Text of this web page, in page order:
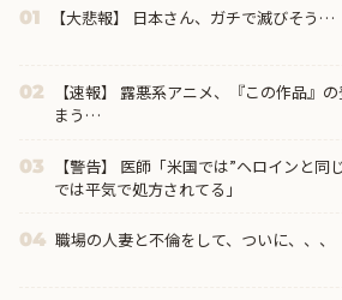
01 【大悲報】 日本さん、ガチで滅びそう…
02
【速報】 露悪系アニメ、『この作品』
まう…
03
【警告】 医師「米国では”ヘロインと同
では平気で処方されてる」
04 職場の人妻と不倫をして、ついに、、、